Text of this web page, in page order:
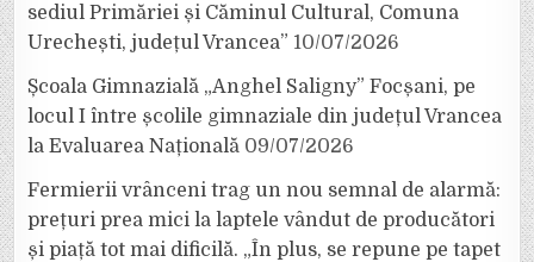
sediul Primăriei și Căminul Cultural, Comuna
Urechești, județul Vrancea” 10/07/2026
Școala Gimnazială „Anghel Saligny” Focșani, pe
locul I între școlile gimnaziale din județul Vrancea
la Evaluarea Națională 09/07/2026
Fermierii vrânceni trag un nou semnal de alarmă:
prețuri prea mici la laptele vândut de producători
și piață tot mai dificilă. „În plus, se repune pe tapet